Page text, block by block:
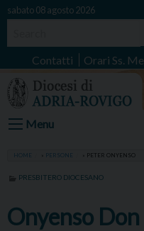
Skip
sabato 08 agosto 2026
Contatti Orari Ss.
Menu
HOME PERSONE PETER ONYENSO
PRESBITERO DIOCESANO
Onyenso